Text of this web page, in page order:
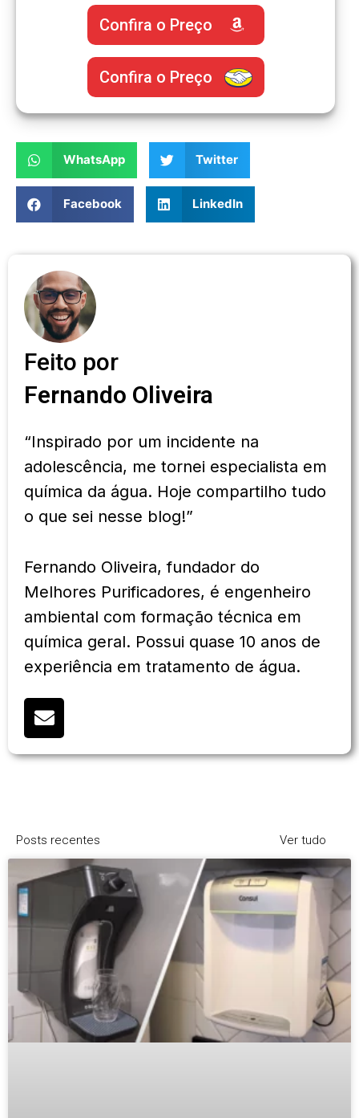
Confira o Preço
Confira o Preço
WhatsApp Twitter
Facebook LinkedIn
Feito por
Fernando Oliveira
“Inspirado por um incidente na
adolescência, me tornei especialista em
química da água. Hoje compartilho tudo
o que sei nesse blog!”
Fernando Oliveira, fundador do
Melhores Purificadores, é engenheiro
ambiental com formação técnica em
química geral. Possui quase 10 anos de
experiência em tratamento de água.
Posts recentes Ver tudo